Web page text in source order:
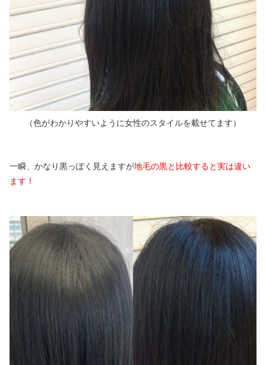
（色がわかりやすいように女性のスタイルを載せてます）
一瞬、かなり黒っぽく見えますが地毛の黒と比較すると実は違い
ます！